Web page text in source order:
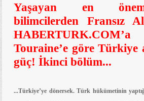
Yaşayan en
bilimcilerden Fransız
Touraine’e göre
güç! İkinci bölüm...
...Türkiye’ye dönersek. Türk hükümetinin